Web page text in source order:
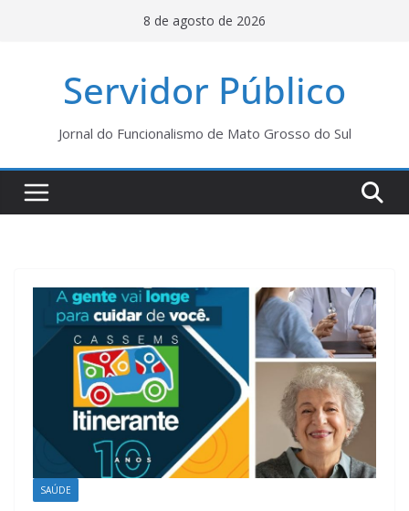
8 de agosto de 2026
Servidor Público
Jornal do Funcionalismo de Mato Grosso do Sul
SAÚDE